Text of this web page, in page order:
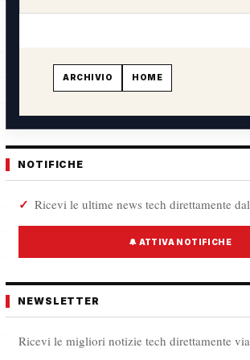
ARCHIVIO HOME
NOTIFICHE
Ricevi le ultime news tech direttamente
🔔 ATTIVA NOTIFICHE
NEWSLETTER
Ricevi le migliori notizie tech direttamente